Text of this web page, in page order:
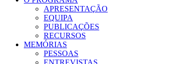
APRESENTAÇÃO
EQUIPA
PUBLICAÇÕES
RECURSOS
MEMÓRIAS
PESSOAS
ENTREVISTAS